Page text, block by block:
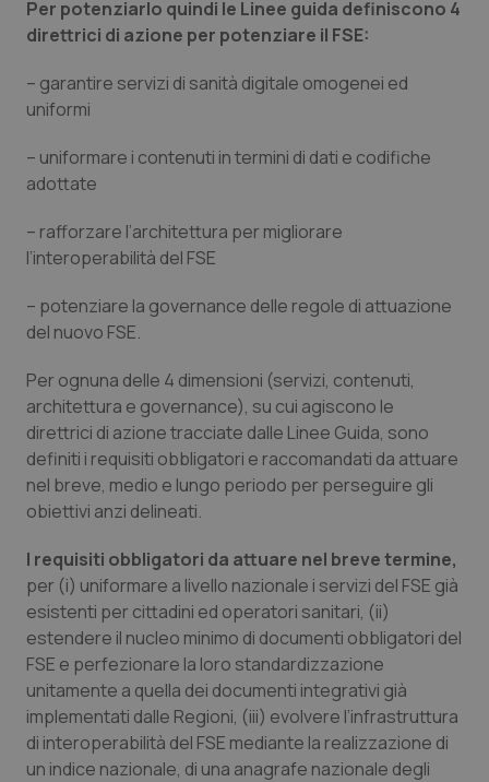
Per potenziarlo quindi le Linee guida definiscono 4
direttrici di azione per potenziare il FSE:
– garantire servizi di sanità digitale omogenei ed
uniformi
– uniformare i contenuti in termini di dati e codifiche
adottate
– rafforzare l’architettura per migliorare
l’interoperabilità del FSE
– potenziare la governance delle regole di attuazione
del nuovo FSE.
Per ognuna delle 4 dimensioni (servizi, contenuti,
architettura e governance), su cui agiscono le
direttrici di azione tracciate dalle Linee Guida, sono
definiti i requisiti obbligatori e raccomandati da attuare
nel breve, medio e lungo periodo per perseguire gli
obiettivi anzi delineati.
I requisiti obbligatori da attuare nel breve termine,
per (i) uniformare a livello nazionale i servizi del FSE già
esistenti per cittadini ed operatori sanitari, (ii)
estendere il nucleo minimo di documenti obbligatori del
FSE e perfezionare la loro standardizzazione
unitamente a quella dei documenti integrativi già
implementati dalle Regioni, (iii) evolvere l’infrastruttura
di interoperabilità del FSE mediante la realizzazione di
un indice nazionale, di una anagrafe nazionale degli